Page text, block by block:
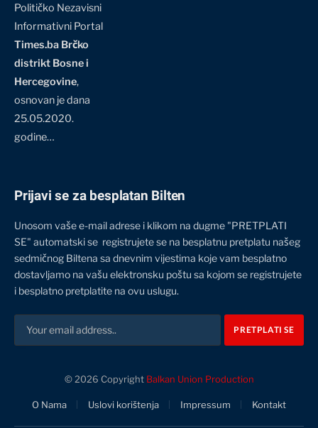
Političko Nezavisni
Informativni Portal
Times.ba Brčko
distrikt Bosne i
Hercegovine,
osnovan je dana
25.05.2020.
godine…
Prijavi se za besplatan Bilten
Unosom vaše e-mail adrese i klikom na dugme "PRETPLATI
SE" automatski se registrujete se na besplatnu pretplatu našeg
sedmičnog Biltena sa dnevnim vijestima koje vam besplatno
dostavljamo na vašu elektronsku poštu sa kojom se registrujete
i besplatno pretplatite na ovu uslugu.
© 2026 Copyright Balkan Union Production
O Nama Uslovi korištenja Impressum Kontakt